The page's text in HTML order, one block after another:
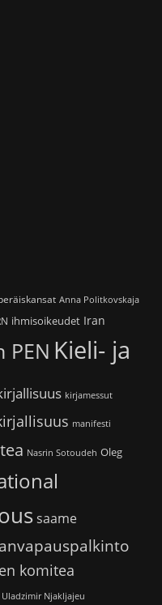
Anna Politkovskaja
ihmisoikeudet Iran
PEN Kieli- ja
kirjamessut
manifesti
Nasrin Sotoudeh Oleg
saame
komitea
Uladzimir Njakljajeu